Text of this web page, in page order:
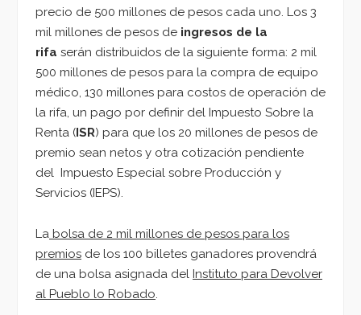
precio de 500 millones de pesos cada uno. Los 3
mil millones de pesos de ingresos de la
rifa serán distribuidos de la siguiente forma: 2 mil
500 millones de pesos para la compra de equipo
médico, 130 millones para costos de operación de
la rifa, un pago por definir del Impuesto Sobre la
Renta (ISR) para que los 20 millones de pesos de
premio sean netos y otra cotización pendiente
del Impuesto Especial sobre Producción y
Servicios (IEPS).
La bolsa de 2 mil millones de pesos para los
premios de los 100 billetes ganadores provendrá
de una bolsa asignada del Instituto para Devolver
al Pueblo lo Robado.